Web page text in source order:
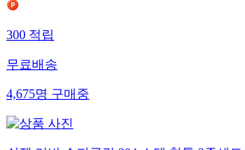
300적립
무료배송
4,675명구매중